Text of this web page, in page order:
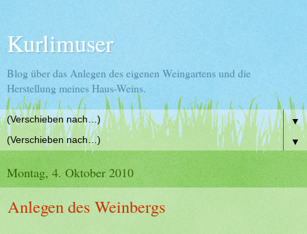
Kurlimuser
Blog über das Anlegen des eigenen Weingartens und die
Herstellung meines Haus-Weins.
▼
▼
Montag, 4. Oktober 2010
Anlegen des Weinbergs